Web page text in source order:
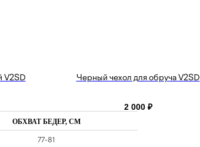
V2SD Черный чехол для обруча V2SD
2 000 ₽
ОБХВАТ БЕДЕР, СМ
77-81